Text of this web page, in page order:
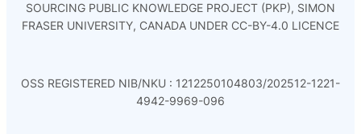
SOURCING PUBLIC KNOWLEDGE PROJECT (PKP), SIMON
FRASER UNIVERSITY, CANADA UNDER CC-BY-4.0 LICENCE
OSS REGISTERED NIB/NKU : 1212250104803/202512-1221-
4942-9969-096